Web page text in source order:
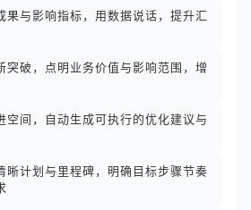
果与影响指标，用数据说话，提升汇
突破，点明业务价值与影响范围，增
空间，自动生成可执行的优化建议与
晰计划与里程碑，明确目标步骤节奏